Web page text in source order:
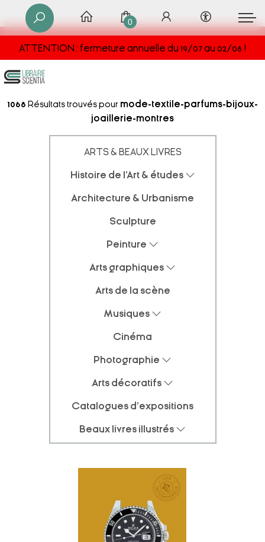
ATTENTION : fermeture annuelle du 19/07 au 02/08 !
0
1068 Résultats trouvés pour mode-textile-parfums-bijoux-
joaillerie-montres
ARTS & BEAUX LIVRES
Histoire de l'Art & études
Architecture & Urbanisme
Sculpture
Peinture
Arts graphiques
Arts de la scène
Musiques
Cinéma
Photographie
Arts décoratifs
Catalogues d'expositions
Beaux livres illustrés